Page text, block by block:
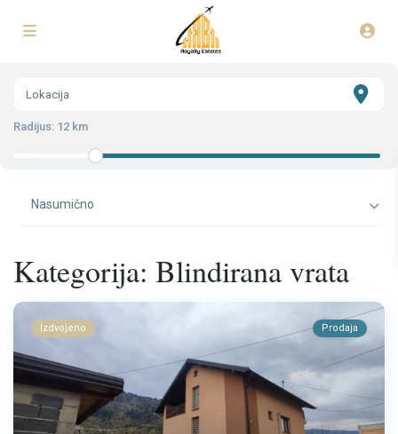
Radijus: 12 km
Nasumično
Kategorija: Blindirana vrata
Izdvojeno Prodaja